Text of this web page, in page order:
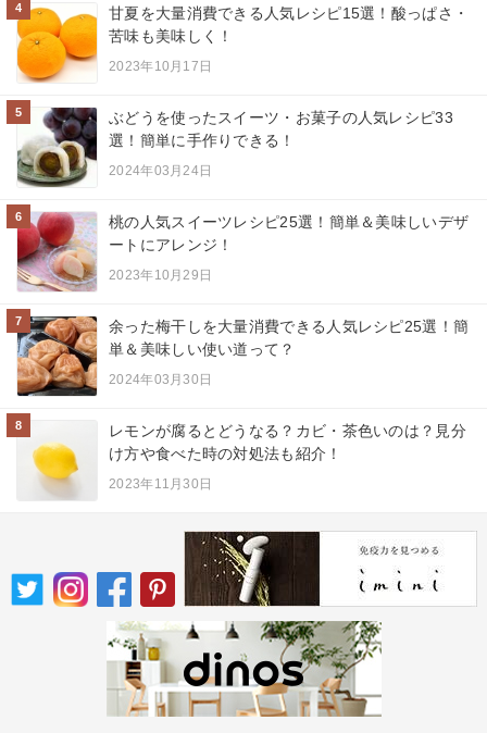
4
甘夏を大量消費できる人気レシピ15選！酸っぱさ・
苦味も美味しく！
2023年10月17日
5
ぶどうを使ったスイーツ・お菓子の人気レシピ33
選！簡単に手作りできる！
2024年03月24日
6
桃の人気スイーツレシピ25選！簡単＆美味しいデザ
ートにアレンジ！
2023年10月29日
7
余った梅干しを大量消費できる人気レシピ25選！簡
単＆美味しい使い道って？
2024年03月30日
8
レモンが腐るとどうなる？カビ・茶色いのは？見分
け方や食べた時の対処法も紹介！
2023年11月30日